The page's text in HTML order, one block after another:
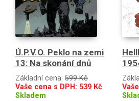
Ú.P.V.O. Peklo na zemi
13: Na skonání dnů
Základní cena: 599 Kč
Vaše cena s DPH: 539 Kč
Skladem